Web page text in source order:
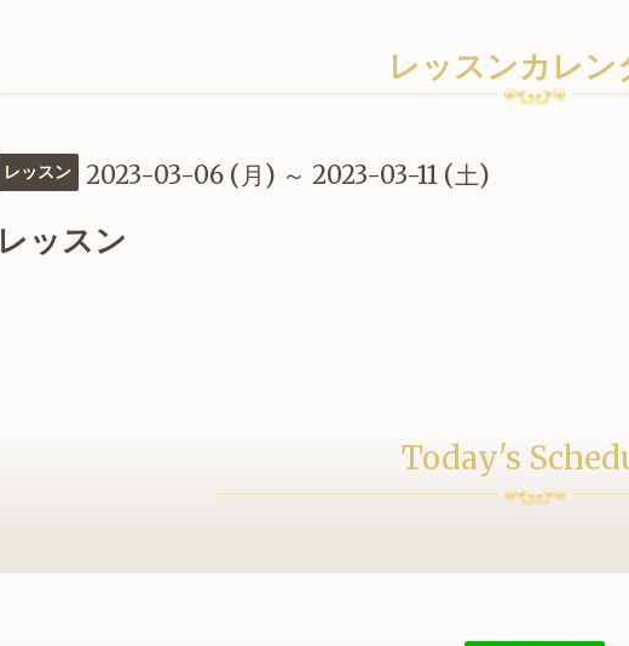
レッスンカレン
レッスン 2023-03-06 (月) ～ 2023-03-11 (土)
レッスン
Today's